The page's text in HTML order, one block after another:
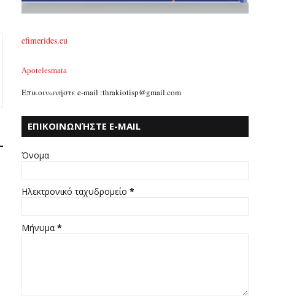
efimerides.eu
Apotelesmata
Επικοινωνήστε e-mail :thrakiotisp@gmail.com
ΕΠΙΚΟΙΝΩΝΉΣΤΕ E-MAIL
Όνομα
Ηλεκτρονικό ταχυδρομείο *
Μήνυμα *